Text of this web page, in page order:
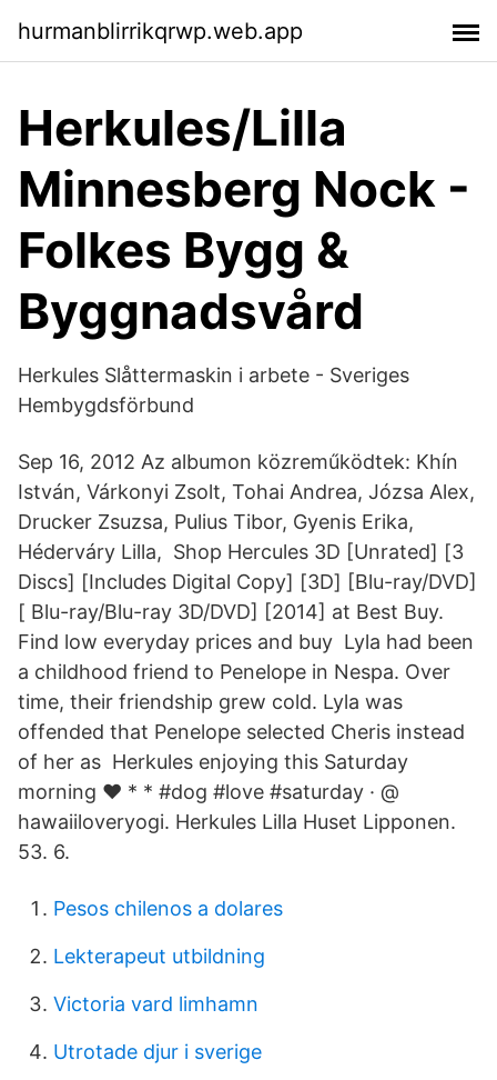
hurmanblirrikqrwp.web.app
Herkules/Lilla
Minnesberg Nock -
Folkes Bygg &
Byggnadsvård
Herkules Slåttermaskin i arbete - Sveriges
Hembygdsförbund
Sep 16, 2012 Az albumon közreműködtek: Khín
István, Várkonyi Zsolt, Tohai Andrea, Józsa Alex,
Drucker Zsuzsa, Pulius Tibor, Gyenis Erika,
Héderváry Lilla, Shop Hercules 3D [Unrated] [3
Discs] [Includes Digital Copy] [3D] [Blu-ray/DVD]
[ Blu-ray/Blu-ray 3D/DVD] [2014] at Best Buy.
Find low everyday prices and buy Lyla had been
a childhood friend to Penelope in Nespa. Over
time, their friendship grew cold. Lyla was
offended that Penelope selected Cheris instead
of her as Herkules enjoying this Saturday
morning ❤️ * * #dog #love #saturday · @
hawaiiloveryogi. Herkules Lilla Huset Lipponen.
53. 6.
Pesos chilenos a dolares
Lekterapeut utbildning
Victoria vard limhamn
Utrotade djur i sverige